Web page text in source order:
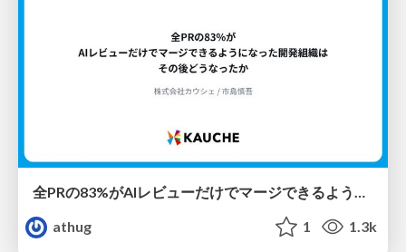
athug
1 1.3k